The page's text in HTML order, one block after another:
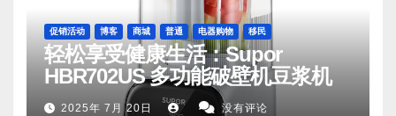
促销活动 博客 商城 普通 电器购物 移民
轻松享受健康生活：Supor
HBR702US 多功能破壁机豆浆机
2025年 7月 20日 没有评论